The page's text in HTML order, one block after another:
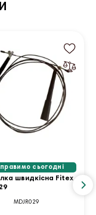
сьогодні
швидкісна Fitex
MDJR029